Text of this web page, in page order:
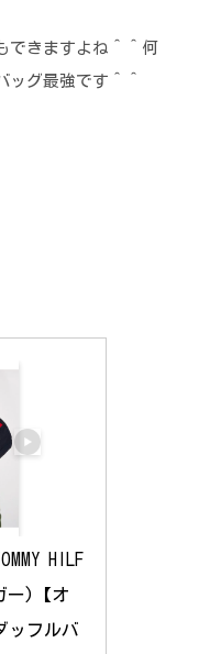
できますよね＾＾何
グ最強です＾＾
HILF
ー)【オ
ッフルバ